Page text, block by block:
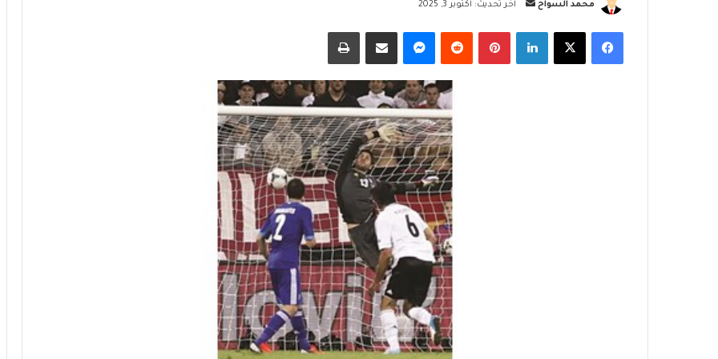
محمد السواح
أرسل
إلكترونيا
آخر تحديث: أكتوبر 3, 2025
فيسبوك‫X لينكدإن بينتيريست ماسنجر مشاركة عبر البريد طباعة